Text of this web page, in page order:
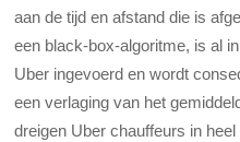
aan de tijd en afstand die is
een black-box-algoritme, is al
Uber ingevoerd en wordt
een verlaging van het
dreigen Uber chauffeurs in